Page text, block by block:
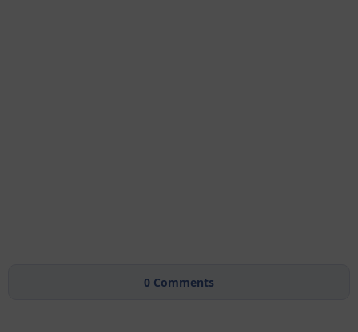
0 Comments